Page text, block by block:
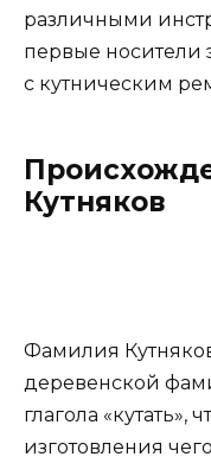
различными
первые носители
с кутническим
Кутняков
Фамилия
деревенской
глагола «кутать»,
изготовления